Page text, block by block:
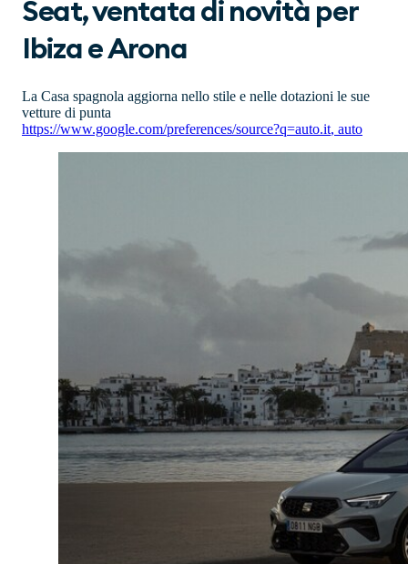
Seat, ventata di novità per
Ibiza e Arona
La Casa spagnola aggiorna nello stile e nelle dotazioni le sue
vetture di punta
https://www.google.com/preferences/source?q=auto.it, auto